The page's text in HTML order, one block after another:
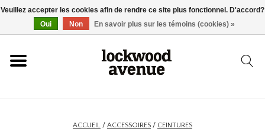
ACCUEIL
ACCUEIL / ACCESSOIRES / CEINTURES
Veuillez accepter les cookies afin de rendre ce site plus fonctionnel. D'accord?
Oui
Non En savoir plus sur les témoins (cookies) »